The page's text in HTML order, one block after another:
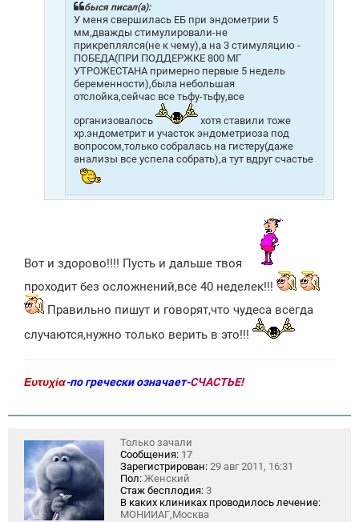
быся писал(а):
У меня свершилась ЕБ при эндометрии 5
мм,дважды стимулировали-не
прикреплялся(не к чему),а на 3 стимуляцию -
ПОБЕДА(ПРИ ПОДДЕРЖКЕ 800 МГ
УТРОЖЕСТАНА примерно первые 5 недель
беременности),была небольшая
отслойка,сейчас все тьфу-тьфу,все
организовалось
хотя ставили тоже
хр.эндометрит и участок эндометриоза под
вопросом,только собралась на гистеру(даже
анализы все успела собрать),а тут вдруг счастье
Вот и здорово!!!! Пусть и дальше твоя
проходит без осложнений,все 40 неделек!!!
Правильно пишут и говорят,что чудеса всегда
случаются,нужно только верить в это!!!
Ευτυχία-по гречески означает-СЧАСТЬЕ!
Только зачали
Сообщения: 17
Зарегистрирован: 29 авг 2011, 16:31
Пол: Женский
Стаж бесплодия: 3
В каких клиниках проводилось лечение:
МОНИИАГ,Москва